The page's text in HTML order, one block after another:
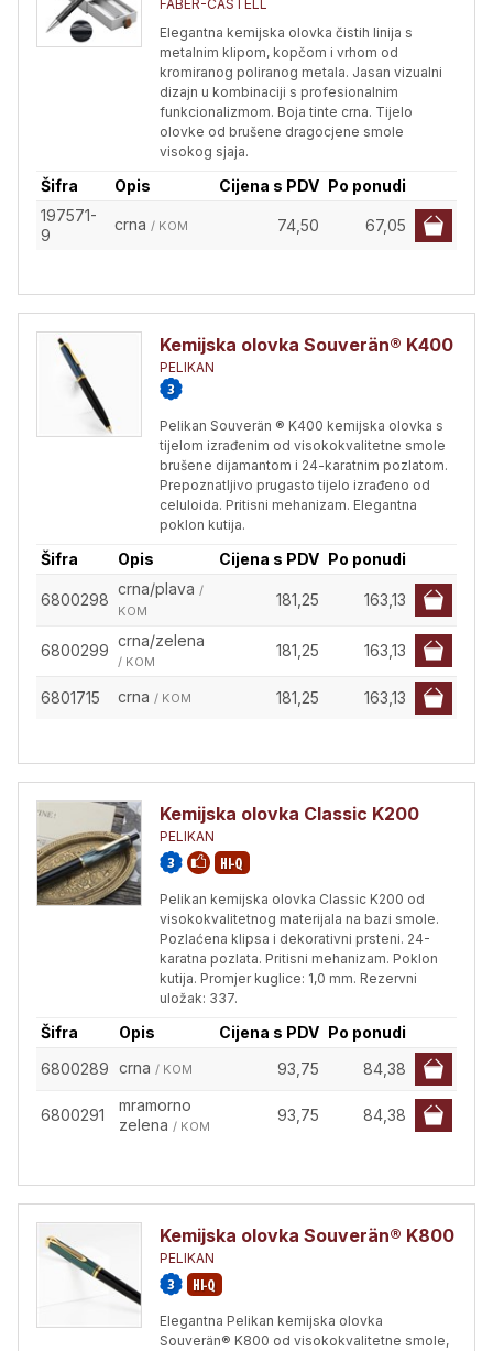
FABER-CASTELL
Elegantna kemijska olovka čistih linija s
metalnim klipom, kopčom i vrhom od
kromiranog poliranog metala. Jasan vizualni
dizajn u kombinaciji s profesionalnim
funkcionalizmom. Boja tinte crna. Tijelo
olovke od brušene dragocjene smole
visokog sjaja.
Šifra Opis Cijena s PDV Po ponudi
197571-
9
crna / KOM 74,50 67,05
Kemijska olovka Souverän® K400
PELIKAN
Pelikan Souverän ® K400 kemijska olovka s
tijelom izrađenim od visokokvalitetne smole
brušene dijamantom i 24-karatnim pozlatom.
Prepoznatljivo prugasto tijelo izrađeno od
celuloida. Pritisni mehanizam. Elegantna
poklon kutija.
Šifra Opis Cijena s PDV Po ponudi
6800298
crna/plava /
KOM
181,25 163,13
6800299
crna/zelena
/ KOM
181,25 163,13
6801715 crna / KOM 181,25 163,13
Kemijska olovka Classic K200
PELIKAN
Pelikan kemijska olovka Classic K200 od
visokokvalitetnog materijala na bazi smole.
Pozlaćena klipsa i dekorativni prsteni. 24-
karatna pozlata. Pritisni mehanizam. Poklon
kutija. Promjer kuglice: 1,0 mm. Rezervni
uložak: 337.
Šifra Opis Cijena s PDV Po ponudi
6800289 crna / KOM 93,75 84,38
6800291
mramorno
zelena / KOM
93,75 84,38
Kemijska olovka Souverän® K800
PELIKAN
Elegantna Pelikan kemijska olovka
Souverän® K800 od visokokvalitetne smole,